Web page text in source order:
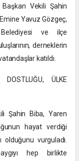
Vekili Şahin
Yavuz Gözgeç,
ve ilçe
derneklerin
katıldı.
ÜLKE
Şahin Biba, Yaren
hayat verdiği
vurguladı.
hep birlikte